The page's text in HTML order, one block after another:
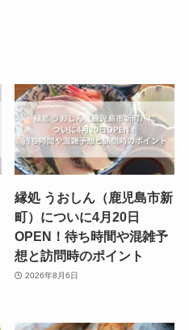
縁処 うおしん（鹿児島市新
町）についに4月20日
OPEN！待ち時間や混雑予
想と訪問時のポイント
2026年8月6日